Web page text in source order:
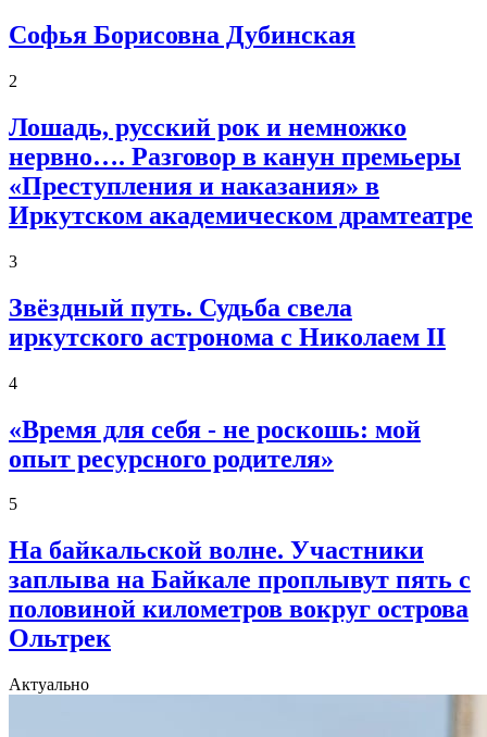
Софья Борисовна Дубинская
2
Лошадь, русский рок и немножко
нервно…. Разговор в канун премьеры
«Преступления и наказания» в
Иркутском академическом драмтеатре
3
Звёздный путь. Судьба свела
иркутского астронома с Николаем II
4
«Время для себя - не роскошь: мой
опыт ресурсного родителя»
5
На байкальской волне. Участники
заплыва на Байкале проплывут пять с
половиной километров вокруг острова
Ольтрек
Актуально